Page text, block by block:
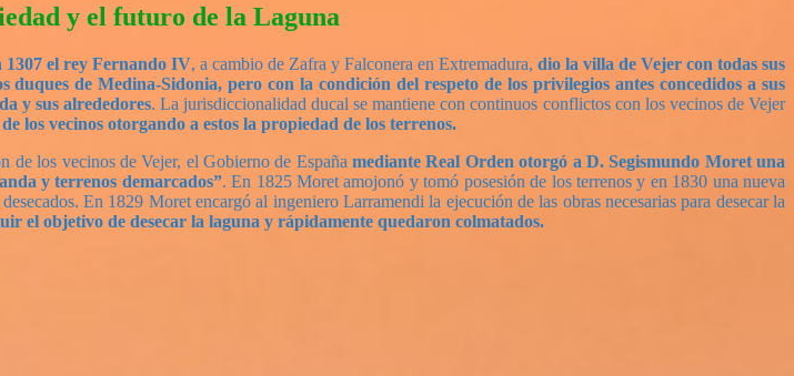
y el futuro de la Laguna
1307 el rey Fernando IV, a cambio de Zafra y Falconera en Extremadura, dio la villa de Vejer con todas sus
de Medina-Sidonia, pero con la condición del respeto de los privilegios antes concedidos a sus
y sus alrededores. La jurisdiccionalidad ducal se mantiene con continuos conflictos con los vecinos de Vejer
los vecinos otorgando a estos la propiedad de los terrenos.
de los vecinos de Vejer, el Gobierno de Españamediante Real Orden otorgó a D. Segismundo Moret una
y terrenos demarcados”. En 1825 Moret amojonó y tomó posesión de los terrenos y en 1830 una nueva
En 1829 Moret encargó al ingeniero Larramendi la ejecución de las obras necesarias para desecar la
el objetivo de desecar la laguna y rápidamente quedaron colmatados.